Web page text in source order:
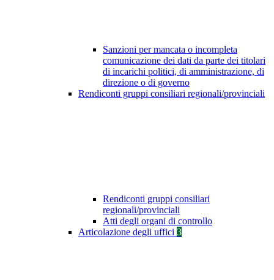
Sanzioni per mancata o incompleta
comunicazione dei dati da parte dei titolari
di incarichi politici, di amministrazione, di
direzione o di governo
Rendiconti gruppi consiliari regionali/provinciali
Rendiconti gruppi consiliari
regionali/provinciali
Atti degli organi di controllo
Articolazione degli uffici 3